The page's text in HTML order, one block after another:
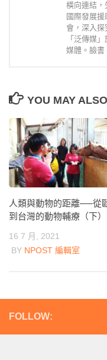
橫向連結，
國際發展
會，深入探
「泛傳媒
媒體。臉
YOU MAY
人類與動物的距離──從
到台灣的動物輔療（下）
16 7 月, 2021
BY NPOST 編輯室
FOLLOW: